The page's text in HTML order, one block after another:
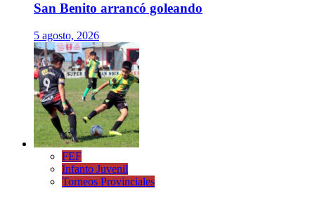
San Benito arrancó goleando
5 agosto, 2026
FEF
Infanto Juvenil
Torneos Provinciales